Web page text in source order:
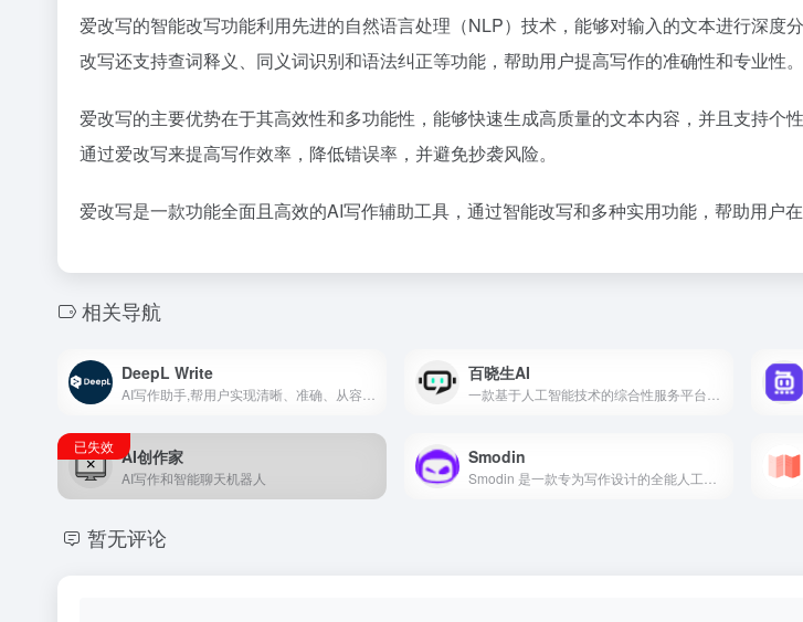
爱改写的智能改写功能利用先进的自然语言处理（NLP）技术，能够对输入的文本进行深
改写还支持查词释义、同义词识别和语法纠正等功能，帮助用户提高写作的准确性和专业性。
爱改写的主要优势在于其高效性和多功能性，能够快速生成高质量的文本内容，并且支持
通过爱改写来提高写作效率，降低错误率，并避免抄袭风险。
爱改写是一款功能全面且高效的AI写作辅助工具，通过智能改写和多种实用功能，帮助用户
相关导航
DeepL Write 百晓生AI
AI创作家
AI写作和智能聊天机器人
Smodin
暂无评论